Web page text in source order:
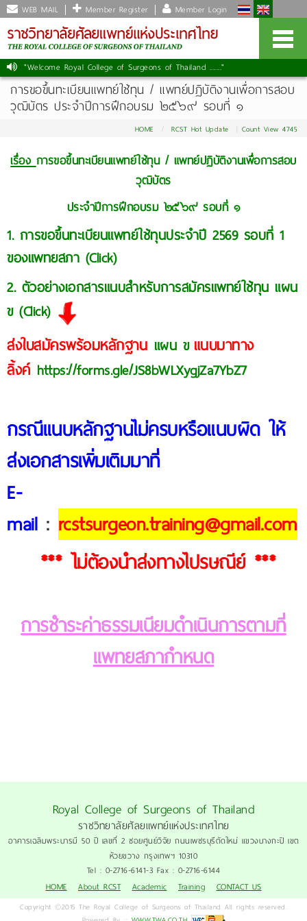
WEB MAIL Member Register Member Login
"Welcome Royal College of Surgeons of Thailand ......."
การขอขึ้นทะเบียนแพทย์ใช้ทุน / แพทย์ปฏิบัติงานเพื่อการสอบ
วุฒิบัตร ประจําปีการฝึกอบรม ๒๕๖๙ รอบที่ ๑
HOME RCST Hot Update Count View 4745
เรื่องการขอขึ้นทะเบียนแพทย์ใช้ทุน / แพทย์ปฏิบัติงานเพื่อการสอบ
วุฒิบัตร
ประจําปีการฝึกอบรม ๒๕๖๙ รอบที่ ๑
1. การขอขึ้นทะเบียนแพทย์ใช้ทุนประจำปี 2569 รอบที่ 1
ของแพทยสภา (Click)
2. ตัวอย่างเอกสารแนบสำหรับการสมัครแพทย์ใช้ทุน แผน
ข (Click)
ส่งใบสมัครพร้อมหลักฐาน แผน ข แนบมาทาง
ลิ้งค์ https://forms.gle/JS8bWLXygjZa7YbZ7
กรณีแนบหลักฐานไม่ครบหรือแนบผิด ให้
ส่งเอกสารเพิ่มเติมมาที่
E-
mail: rcstsurgeon.training@gmail.com
*** ไม่ต้องนำส่งทางไปรษณีย์ ***
การชำระค่าธรรมเนียมดำเนินการตามที่
แพทยสภากำหนด
Royal College of Surgeons of Thailand
ราชวิทยาลัยศัลยแพทย์แห่งประเทศไทย
อาคารเฉลิมพระบารมี 50 ปี เลขที่ 2 ซอยศูนย์วิจัย ถนนเพชรบุรีตัดใหม่ แขวงบางกะปิ เขต
ห้วยขวาง กรุงเทพฯ 10310
Tel : 0-2716-6141-3 Fax : 0-2716-6144
HOME
About RCST Academic Training CONTACT US
Copyright ©2015 The Royal College of Surgeons of Thailand All rights reserved.